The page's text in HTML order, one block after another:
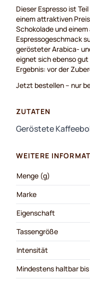
Dieser Espresso ist
einem attraktiven
Schokolade und
Espressogeschmack
gerösteter Arabica-
eignet sich ebenso
Ergebnis: vor der
Jetzt bestellen – nur
ZUTATEN
Geröstete
WEITERE
Menge (g)
Marke
Eigenschaft
Tassengröße
Intensität
Mindestens haltbar bis